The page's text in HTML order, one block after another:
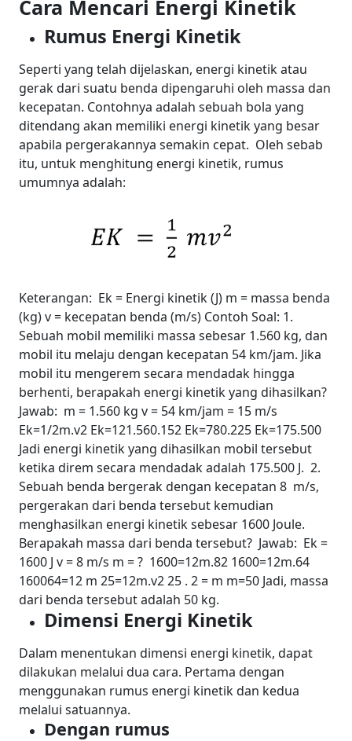
Cara Mencari Energi Kinetik
Rumus Energi Kinetik
Seperti yang telah dijelaskan, energi kinetik atau
gerak dari suatu benda dipengaruhi oleh massa dan
kecepatan. Contohnya adalah sebuah bola yang
ditendang akan memiliki energi kinetik yang besar
apabila pergerakannya semakin cepat. Oleh sebab
itu, untuk menghitung energi kinetik, rumus
umumnya adalah:
Keterangan: Ek = Energi kinetik (J) m = massa benda
(kg)v = kecepatan benda (m/s) Contoh Soal: 1.
Sebuah mobil memiliki massa sebesar 1.560 kg, dan
mobil itu melaju dengan kecepatan 54 km/jam. Jika
mobil itu mengerem secara mendadak hingga
berhenti, berapakah energi kinetik yang dihasilkan?
Jawab: m = 1.560 kg v = 54 km/jam = 15 m/s
Ek=1/2m.v2 Ek=121.560.152 Ek=780.225 Ek=175.500
Jadi energi kinetik yang dihasilkan mobil tersebut
ketika direm secara mendadak adalah 175.500 J. 2.
Sebuah benda bergerak dengan kecepatan 8 m/s,
pergerakan dari benda tersebut kemudian
menghasilkan energi kinetik sebesar 1600 Joule.
Berapakah massa dari benda tersebut? Jawab: Ek =
1600 J v = 8 m/s m = ? 1600=12m.82 1600=12m.64
160064=12 m 25=12m.v225 . 2 = m m=50 Jadi, massa
dari benda tersebut adalah 50 kg.
Dimensi Energi Kinetik
Dalam menentukan dimensi energi kinetik, dapat
dilakukan melalui dua cara. Pertama dengan
menggunakan rumus energi kinetik dan kedua
melalui satuannya.
Dengan rumus